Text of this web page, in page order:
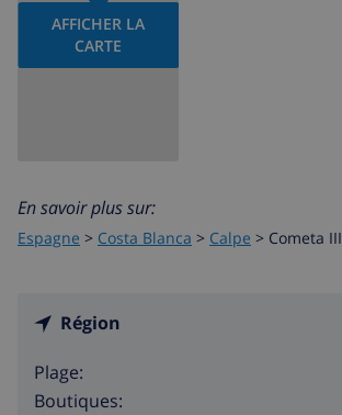
AFFICHER LA
CARTE
En savoir plus sur:
Espagne > Costa Blanca > Calpe > Cometa III
Région
Plage:
Boutiques: